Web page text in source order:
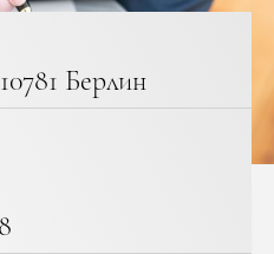
Берлин